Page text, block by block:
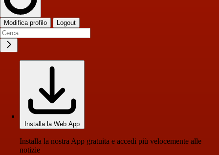
Modifica profilo Logout
Installa la Web App
Installa la nostra App gratuita e accedi più velocemente alle
notizie